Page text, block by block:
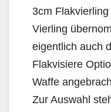
3cm
Vierling
eigentlich auch
Flakvisiere
Waffe
Zur Auswahl